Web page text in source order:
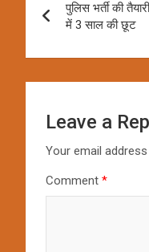
navigation
पुलिस भर्ती की
में 3 साल की छूट
Leave a
Your email
Comment *